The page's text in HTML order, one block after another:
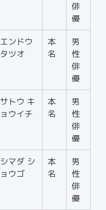
俳
優
エンドウ
タツオ
本
名
男
性
俳
優
サトウ キ
ョウイチ
本
名
男
性
俳
優
シマダ シ
ョウゴ
本
名
男
性
俳
優